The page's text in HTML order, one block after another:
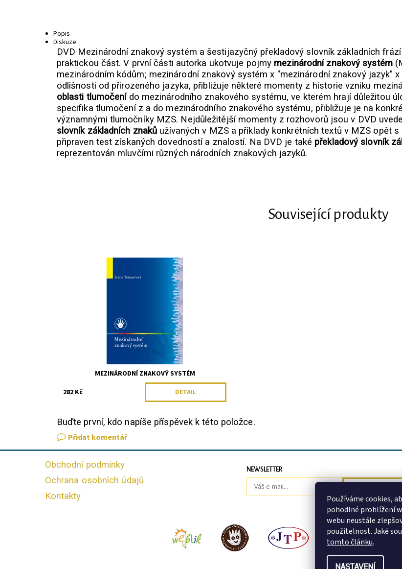
Popis
Diskuze
DVD Mezinárodní znakový systém a šestijazyčný překladový slovník základních
praktickou část. V první části autorka ukotvuje pojmy mezinárodní znakový systém
mezinárodním kódům; mezinárodní znakový systém x "mezinárodní znakový jazyk"
odlišnosti od přirozeného jazyka, přibližuje některé momenty z historie vzniku
oblasti tlumočenído mezinárodního znakového systému, ve kterém hrají důležitou
specifika tlumočení z a do mezinárodního znakového systému, přibližuje je na
významnými tlumočníky MZS. Nejdůležitější momenty z rozhovorů jsou v DVD
slovník základních znaků užívaných v MZS a příklady konkrétních textů v MZS opět
připraven test získaných dovedností a znalostí. Na DVD je také překladový slovník
reprezentován mluvčími různých národních znakových jazyků.
Související produkty
MEZINÁRODNÍ ZNAKOVÝ SYSTÉM
282 Kč
DETAIL
Buďte první, kdo napíše příspěvek k této položce.
Přidat komentář
Obchodní podmínky
Ochrana osobních údajů
Kontakty
NEWSLETTER
Používáme cookies,
pohodlné prohlížení
webu neustále
použitelnost. Jaké
tomto článku.
NASTAVENÍ